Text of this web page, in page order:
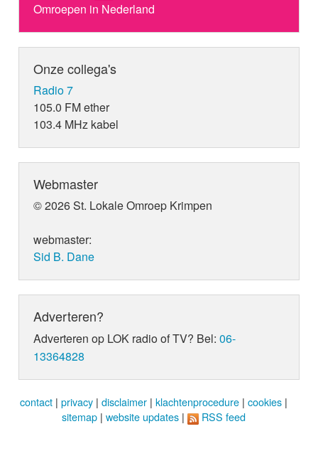
Omroepen in Nederland
Onze collega's
Radio 7
105.0 FM ether
103.4 MHz kabel
Webmaster
© 2026 St. Lokale Omroep Krimpen
webmaster:
Sid B. Dane
Adverteren?
Adverteren op LOK radio of TV? Bel:06-
13364828
contact | privacy | disclaimer | klachtenprocedure | cookies |
sitemap | website updates | RSS feed